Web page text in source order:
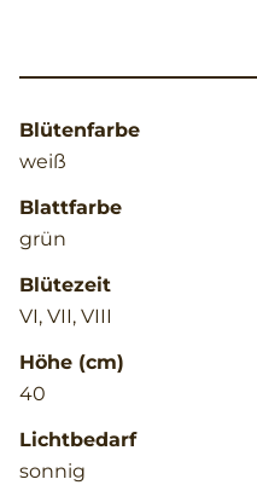
Blütenfarbe
weiß
Blattfarbe
grün
Blütezeit
VI, VII, VIII
Höhe (cm)
40
Lichtbedarf
sonnig